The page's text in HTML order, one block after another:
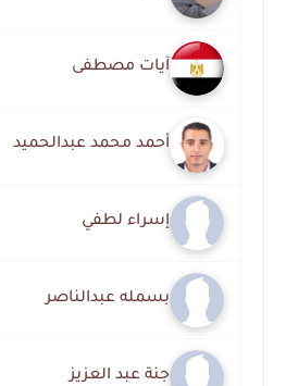
آيات مصطفى
أحمد محمد عبدالحميد
إسراء لطفي
بسمله عبدالناصر
جنة عبد العزيز